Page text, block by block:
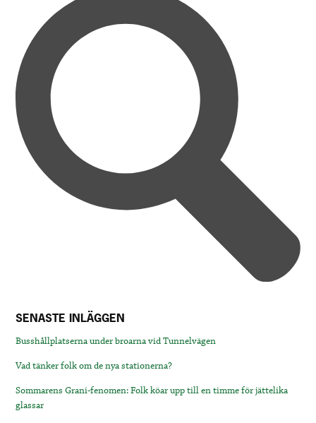
SENASTE INLÄGGEN
Busshållplatserna under broarna vid Tunnelvägen
Vad tänker folk om de nya stationerna?
Sommarens Grani-fenomen: Folk köar upp till en timme för jättelika
glassar